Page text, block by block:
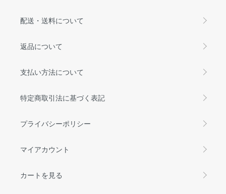
配送・送料について
返品について
支払い方法について
特定商取引法に基づく表記
プライバシーポリシー
マイアカウント
カートを見る